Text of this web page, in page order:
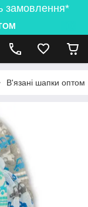
замовлення*
В'язані шапки оптом